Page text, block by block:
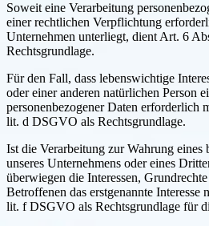
Soweit eine Verarbeitung
einer rechtlichen Verpflichtung
Unternehmen unterliegt, dient Art. 6
Rechtsgrundlage.
Für den Fall, dass lebenswichtige
oder einer anderen natürlichen Person
personenbezogener Daten erforderlich
lit. d DSGVO als Rechtsgrundlage.
Ist die Verarbeitung zur Wahrung eines
unseres Unternehmens oder eines
überwiegen die Interessen,
Betroffenen das erstgenannte Interesse
lit. f DSGVO als Rechtsgrundlage für